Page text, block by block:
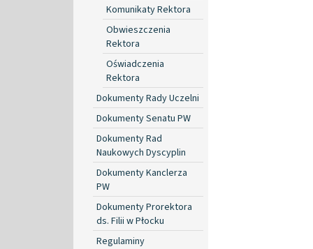
Komunikaty Rektora
Obwieszczenia
Rektora
Oświadczenia
Rektora
Dokumenty Rady Uczelni
Dokumenty Senatu PW
Dokumenty Rad
Naukowych Dyscyplin
Dokumenty Kanclerza
PW
Dokumenty Prorektora
ds. Filii w Płocku
Regulaminy